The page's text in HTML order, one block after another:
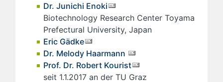
Dr. Junichi Enoki
Biotechnology Research Center Toyama
Prefectural University, Japan
Eric Gädke
Dr. Melody Haarmann
Prof. Dr. Robert Kourist
seit 1.1.2017 an der TU Graz